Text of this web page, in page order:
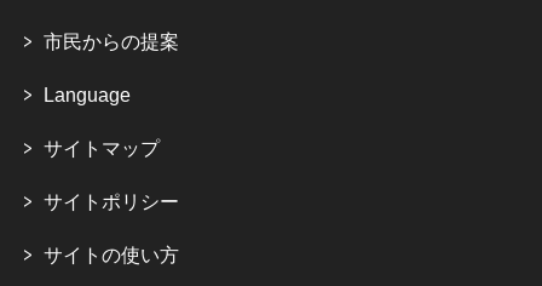
市民からの提案
Language
サイトマップ
サイトポリシー
サイトの使い方